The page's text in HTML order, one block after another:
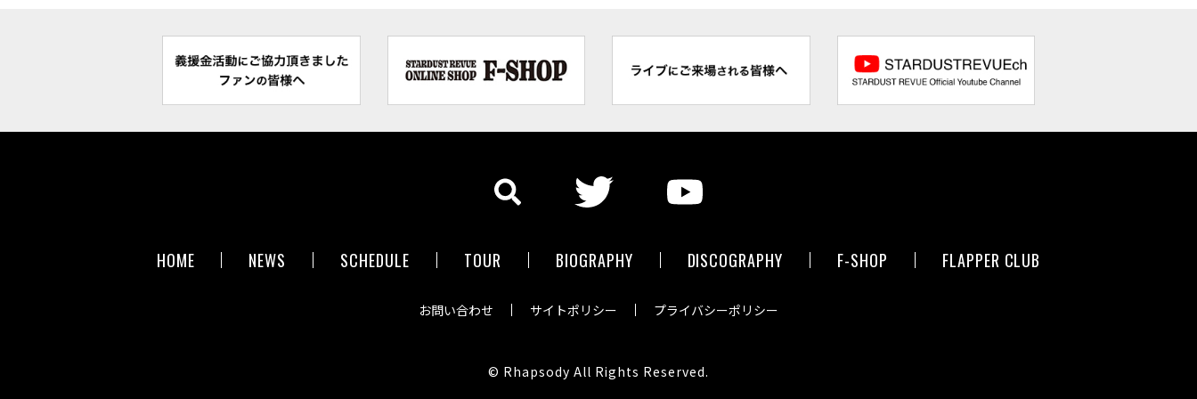
HOME NEWS SCHEDULE TOUR BIOGRAPHY DISCOGRAPHY F-SHOP FLAPPER CLUB
お問い合わせ サイトポリシー プライバシーポリシー
© Rhapsody All Rights Reserved.